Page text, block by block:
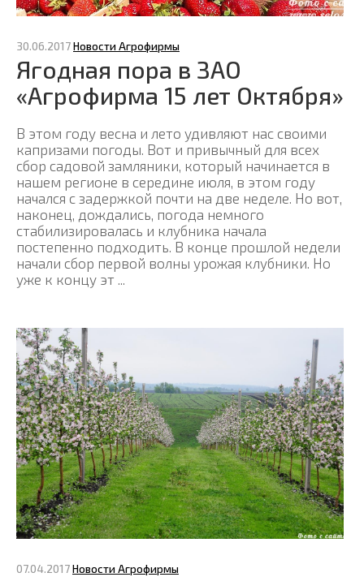
30.06.2017Новости Агрофирмы
Ягодная пора в ЗАО
«Агрофирма 15 лет Октября»
В этом году весна и лето удивляют нас своими
капризами погоды. Вот и привычный для всех
сбор садовой замляники, который начинается в
нашем регионе в середине июля, в этом году
начался с задержкой почти на две неделе. Но вот,
наконец, дождались, погода немного
стабилизировалась и клубника начала
постепенно подходить. В конце прошлой недели
начали сбор первой волны урожая клубники. Но
уже к концу эт ...
07.04.2017Новости Агрофирмы